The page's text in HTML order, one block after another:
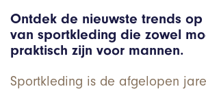
Ontdek de nieuwste trends
van sportkleding die zowel
praktisch zijn voor mannen.
Sportkleding is de afgelopen